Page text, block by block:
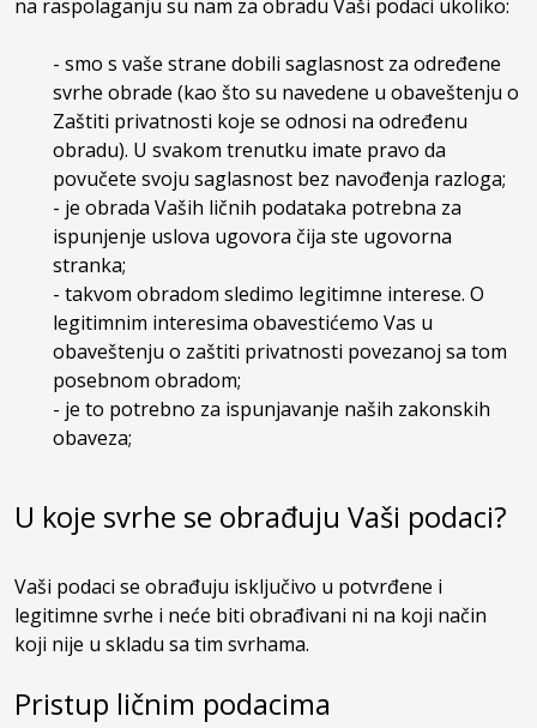
na raspolaganju su nam za obradu Vaši podaci ukoliko:
- smo s vaše strane dobili saglasnost za određene
svrhe obrade (kao što su navedene u obaveštenju o
Zaštiti privatnosti koje se odnosi na određenu
obradu). U svakom trenutku imate pravo da
povučete svoju saglasnost bez navođenja razloga;
- je obrada Vaših ličnih podataka potrebna za
ispunjenje uslova ugovora čija ste ugovorna
stranka;
- takvom obradom sledimo legitimne interese. O
legitimnim interesima obavestićemo Vas u
obaveštenju o zaštiti privatnosti povezanoj sa tom
posebnom obradom;
- je to potrebno za ispunjavanje naših zakonskih
obaveza;
U koje svrhe se obrađuju Vaši podaci?
Vaši podaci se obrađuju isključivo u potvrđene i
legitimne svrhe i neće biti obrađivani ni na koji način
koji nije u skladu sa tim svrhama.
Pristup ličnim podacima